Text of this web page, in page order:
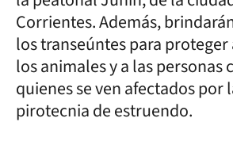
Corrientes. Además,
los transeúntes para
los animales y a las personas
quienes se ven afectados por
pirotecnia de estruendo.